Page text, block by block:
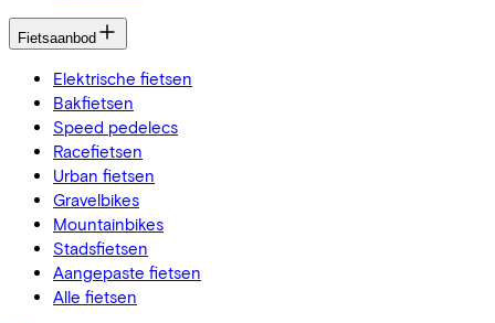
Fietsaanbod
Elektrische fietsen
Bakfietsen
Speed pedelecs
Racefietsen
Urban fietsen
Gravelbikes
Mountainbikes
Stadsfietsen
Aangepaste fietsen
Alle fietsen